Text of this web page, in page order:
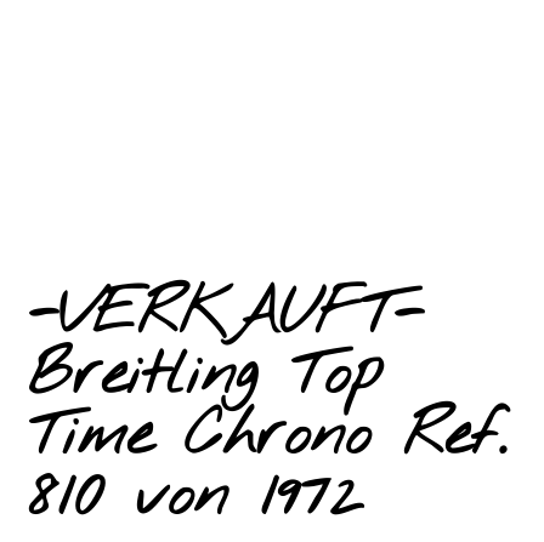
-VERKAUFT-
Breitling Top
Time Chrono Ref.
810 von 1972